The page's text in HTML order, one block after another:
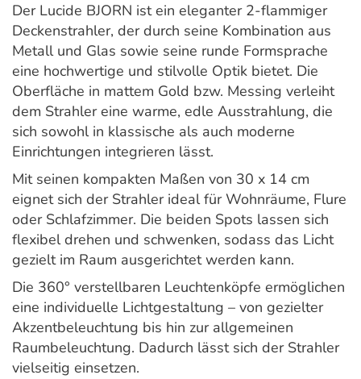
Der Lucide BJORN ist ein eleganter 2-flammiger
Deckenstrahler, der durch seine Kombination aus
Metall und Glas sowie seine runde Formsprache
eine hochwertige und stilvolle Optik bietet. Die
Oberfläche in mattem Gold bzw. Messing verleiht
dem Strahler eine warme, edle Ausstrahlung, die
sich sowohl in klassische als auch moderne
Einrichtungen integrieren lässt.
Mit seinen kompakten Maßen von 30 x 14 cm
eignet sich der Strahler ideal für Wohnräume, Flure
oder Schlafzimmer. Die beiden Spots lassen sich
flexibel drehen und schwenken, sodass das Licht
gezielt im Raum ausgerichtet werden kann.
Die 360° verstellbaren Leuchtenköpfe ermöglichen
eine individuelle Lichtgestaltung – von gezielter
Akzentbeleuchtung bis hin zur allgemeinen
Raumbeleuchtung. Dadurch lässt sich der Strahler
vielseitig einsetzen.